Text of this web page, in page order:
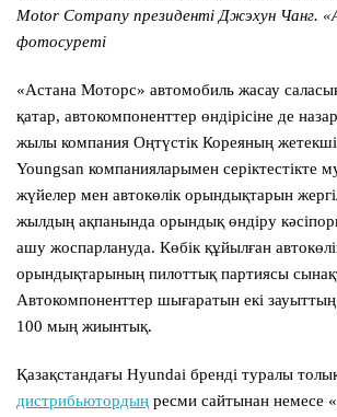
Motor Company президенті Джэхун Чанг.
фотосуреті
«Астана Моторс» автомобиль жасау
қатар, автокомпоненттер өндірісіне де
жылы компания Оңтүстік Кореяның
Youngsan компанияларымен серіктестікте
жүйелер мен автокөлік орындықтарын
жылдың ақпанында орындық өндіру
ашу жоспарлануда. Көбік құйылған
орындықтарының пилоттық партиясы
Автокомпоненттер шығаратын екі
100 мың жиынтық.
Қазақстандағы Hyundai бренді туралы
дистрибьютордың ресми сайтынан немесе